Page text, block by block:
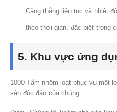
Căng thẳng liên tục và nhiệt
theo thời gian, đặc biệt trong
5. Khu vực ứng
1000 Tấm nhôm loạt phục vụ một
sản độc đáo của chúng.